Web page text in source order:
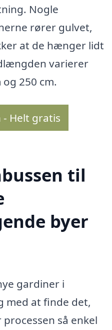
Nogle
rører gulvet,
at de hænger lidt
varierer
250 cm.
- Helt gratis
til
byer
gardiner i
med at finde det,
så enkel